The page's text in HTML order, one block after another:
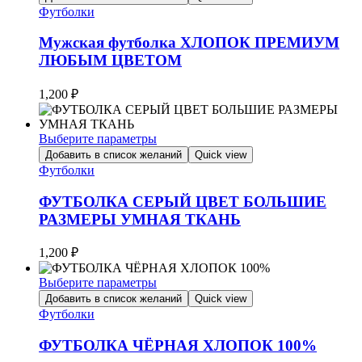
товар
имеет
несколько
вариаций.
Опции
выбрать
на
странице
товара.
Футболки
Мужская футболка ХЛОПОК ПРЕМИУМ
ЛЮБЫМ ЦВЕТОМ
1,200 ₽
Выберите параметры
Этот
товар
имеет
несколько
вариаций.
Опции
выбрать
на
странице
товара.
Добавить в список желаний Quick view
Футболки
ФУТБОЛКА СЕРЫЙ ЦВЕТ БОЛЬШИЕ
РАЗМЕРЫ УМНАЯ ТКАНЬ
1,200 ₽
Выберите параметры
Этот
товар
имеет
несколько
вариаций.
Добавить в список желаний Quick view
Футболки
ФУТБОЛКА ЧЁРНАЯ ХЛОПОК 100%